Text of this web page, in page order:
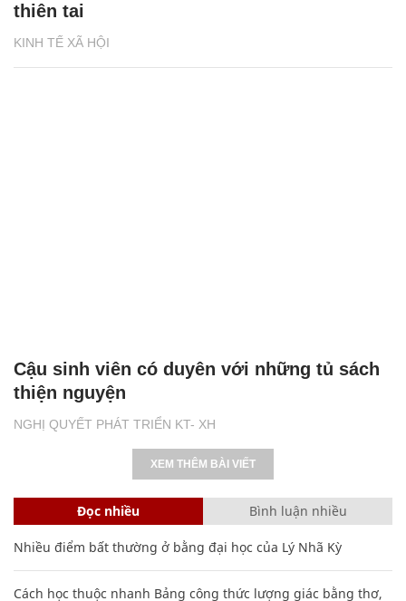
KINH TẾ XÃ HỘI
thiên tai
NGHỊ QUYẾT PHÁT TRIỂN KT- XH
Cậu sinh viên có duyên với những tủ sách
thiện nguyện
XEM THÊM BÀI VIẾT
Đọc nhiều Bình luận nhiều
Nhiều điểm bất thường ở bằng đại học của Lý Nhã Kỳ
Cách học thuộc nhanh Bảng công thức lượng giác bằng thơ,